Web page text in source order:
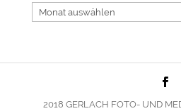
Archiv
2018 GERLACH FOTO- UND